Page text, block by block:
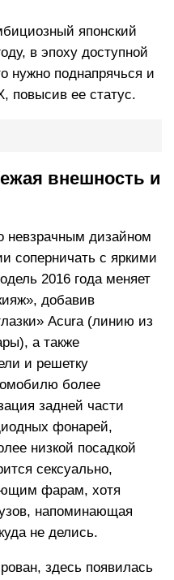
японский
в эпоху доступной
нужно поднапрячься и
повысив ее статус.
внешность и
невзрачным дизайном
соперничать с яркими
2016 года меняет
добавив
Acura (линию из
а также
и решетку
более
задней части
фонарей,
низкой посадкой
сексуально,
фарам, хотя
напоминающая
не делись.
здесь появилась